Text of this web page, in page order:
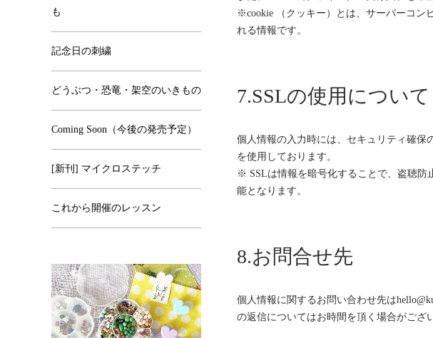
※cookie （クッキー）とは、サーバーコン
れる情報です。
7.SSLの使用について
個人情報の入力時には、セキュリティ確保
を使用しております。
※ SSLは情報を暗号化することで、盗聴防
能となります。
8.お問合せ先
個人情報に関するお問い合わせ先は
の返信についてはお時間を頂く場合がござ
も
記念日の刺繍
どうぶつ・恐竜・架空のいきもの
Coming Soon（今後の発売予定）
[新刊] マイクロステッチ
これから開催のレッスン